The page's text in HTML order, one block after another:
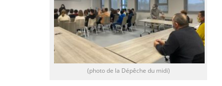
(photo de la Dépêche du midi)